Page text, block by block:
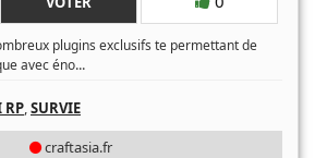
plugins exclusifs te permettant de
avec éno...
RP,SURVIE
craftasia.fr